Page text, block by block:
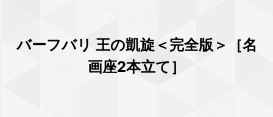
バーフバリ 王の凱旋＜完全版＞［名
画座2本立て］